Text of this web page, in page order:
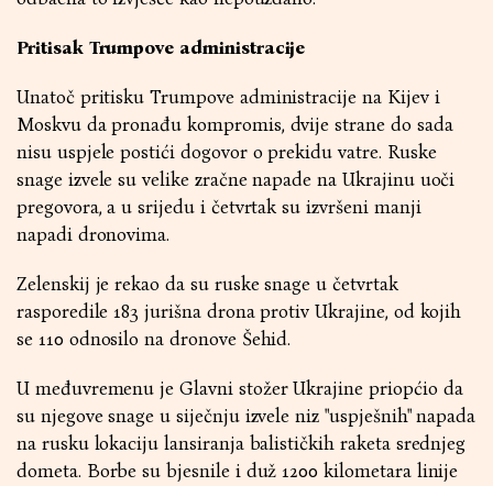
Pritisak Trumpove administracije
Unatoč pritisku Trumpove administracije na Kijev i
Moskvu da pronađu kompromis, dvije strane do sada
nisu uspjele postići dogovor o prekidu vatre. Ruske
snage izvele su velike zračne napade na Ukrajinu uoči
pregovora, a u srijedu i četvrtak su izvršeni manji
napadi dronovima.
Zelenskij je rekao da su ruske snage u četvrtak
rasporedile 183 jurišna drona protiv Ukrajine, od kojih
se 110 odnosilo na dronove Šehid.
U međuvremenu je Glavni stožer Ukrajine priopćio da
su njegove snage u siječnju izvele niz "uspješnih" napada
na rusku lokaciju lansiranja balističkih raketa srednjeg
dometa. Borbe su bjesnile i duž 1200 kilometara linije